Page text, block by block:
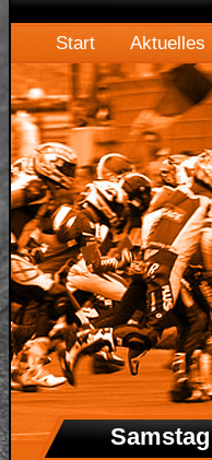
Start Aktuelles
Samstag